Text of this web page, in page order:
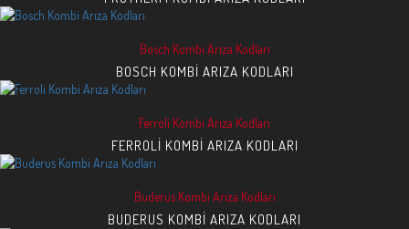
Bosch Kombi Arıza Kodları
BOSCH KOMBI ARIZA KODLARI
Ferroli Kombi Arıza Kodları
FERROLI KOMBI ARIZA KODLARI
Buderus Kombi Arıza Kodları
BUDERUS KOMBI ARIZA KODLARI